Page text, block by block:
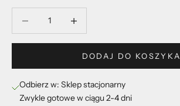
DODAJ DO KOSZYKA
Odbierz w: Sklep stacjonarny
Zwykle gotowe w ciągu 2-4 dni